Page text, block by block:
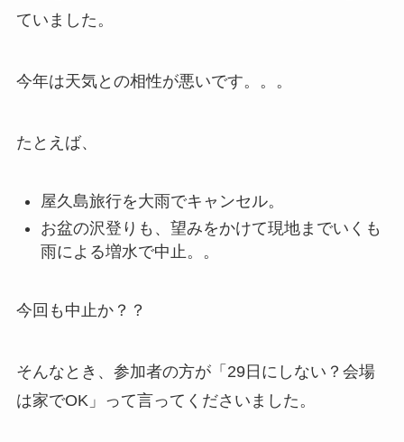
ていました。
今年は天気との相性が悪いです。。。
たとえば、
屋久島旅行を大雨でキャンセル。
お盆の沢登りも、望みをかけて現地までいくも
雨による増水で中止。。
今回も中止か？？
そんなとき、参加者の方が「29日にしない？会場
は家でOK」って言ってくださいました。